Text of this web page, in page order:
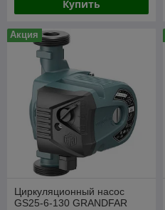
Купить
Акция
Циркуляционный насос
GS25-6-130 GRANDFAR